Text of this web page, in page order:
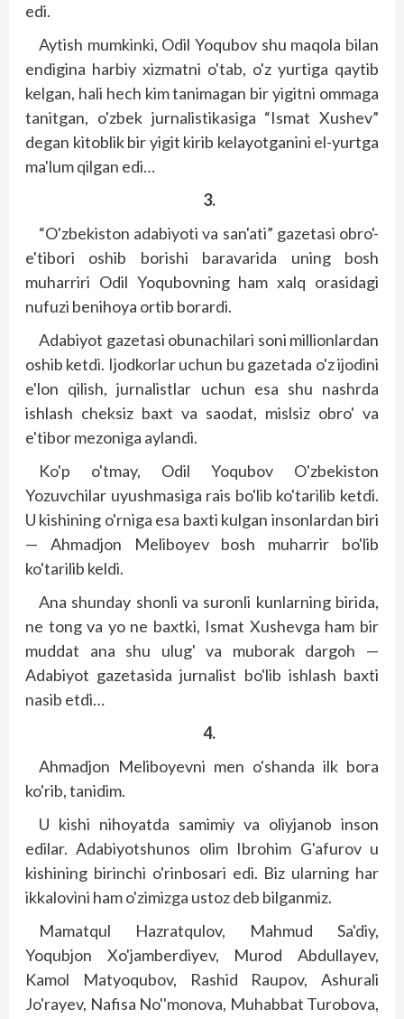
edi.
Aytish mumkinki, Odil Yoqubov shu maqola bilan
endigina harbiy xizmatni o'tab, o'z yurtiga qaytib
kelgan, hali hech kim tanimagan bir yigitni ommaga
tanitgan, o'zbek jurnalistikasiga “Ismat Xushev”
degan kitoblik bir yigit kirib kelayotganini el-yurtga
ma'lum qilgan edi…
3.
“O'zbekiston adabiyoti va san'ati” gazetasi obro'-
e'tibori oshib borishi baravarida uning bosh
muharriri Odil Yoqubovning ham xalq orasidagi
nufuzi benihoya ortib borardi.
Adabiyot gazetasi obunachilari soni millionlardan
oshib ketdi. Ijodkorlar uchun bu gazetada o'z ijodini
e'lon qilish, jurnalistlar uchun esa shu nashrda
ishlash cheksiz baxt va saodat, mislsiz obro' va
e'tibor mezoniga aylandi.
Ko'p o'tmay, Odil Yoqubov O'zbekiston
Yozuvchilar uyushmasiga rais bo'lib ko'tarilib ketdi.
U kishining o'rniga esa baxti kulgan insonlardan biri
— Ahmadjon Meliboyev bosh muharrir bo'lib
ko'tarilib keldi.
Ana shunday shonli va suronli kunlarning birida,
ne tong va yo ne baxtki, Ismat Xushevga ham bir
muddat ana shu ulug' va muborak dargoh —
Adabiyot gazetasida jurnalist bo'lib ishlash baxti
nasib etdi…
4.
Ahmadjon Meliboyevni men o'shanda ilk bora
ko'rib, tanidim.
U kishi nihoyatda samimiy va oliyjanob inson
edilar. Adabiyotshunos olim Ibrohim G'afurov u
kishining birinchi o'rinbosari edi. Biz ularning har
ikkalovini ham o'zimizga ustoz deb bilganmiz.
Mamatqul Hazratqulov, Mahmud Sa'diy,
Yoqubjon Xo'jamberdiyev, Murod Abdullayev,
Kamol Matyoqubov, Rashid Raupov, Ashurali
Jo'rayev, Nafisa No''monova, Muhabbat Turobova,